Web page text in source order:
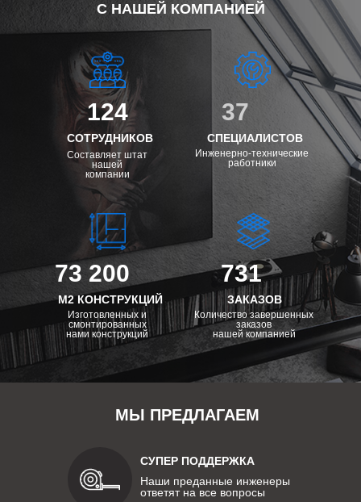
С НАШЕЙ КОМПАНИЕЙ
124
СОТРУДНИКОВ
Составляет штат
нашей
компании
73 200
М2 КОНСТРУКЦИЙ
Изготовленных и
смонтированных
нами конструкций
731
ЗАКАЗОВ
Количество завершенных
заказов
нашей компанией
37
СПЕЦИАЛИСТОВ
Инженерно-технические
работники
МЫ ПРЕДЛАГАЕМ
СУПЕР ПОДДЕРЖКА
Наши преданные инженеры
ответят на все вопросы